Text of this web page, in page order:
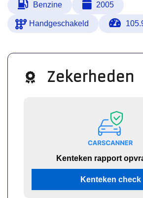
Benzine 2005
Handgeschakeld
Zekerheden
Kenteken rapport
Kenteken check